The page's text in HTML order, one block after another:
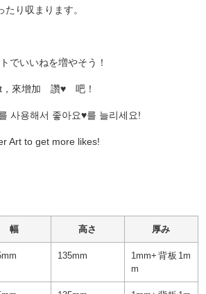
り収まります。
でいいねを増やそう！
，來增加 讚♥ 吧！
사용해서 좋아요♥를 늘리세요!
Art to get more likes!
幅 高さ 厚み
135mm
1mm+背板1m
m